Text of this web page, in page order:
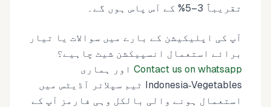
تقریباً 3–5% کے آس پاس ہوں گے۔
آپ کی اپلیکیشن کے بارے میں سوالات یا تیار
برائے استعمال انسپیکشن شیٹ چاہیے؟
Contact us on whatsapp اور ہماری
Indonesia‑Vegetables ٹیم سپلائر آڈیٹس میں
استعمال ہونے والی بالکل وہی فارمز آپ کے